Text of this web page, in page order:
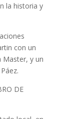
la historia y
con un
Master, y un
DE